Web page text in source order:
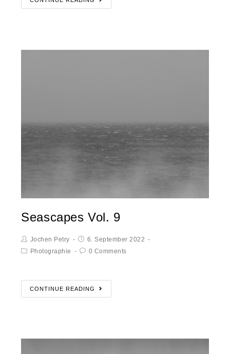
Seascapes Vol. 9
Jochen Petry
6. September 2022
Photographie
0 Comments
CONTINUE READING